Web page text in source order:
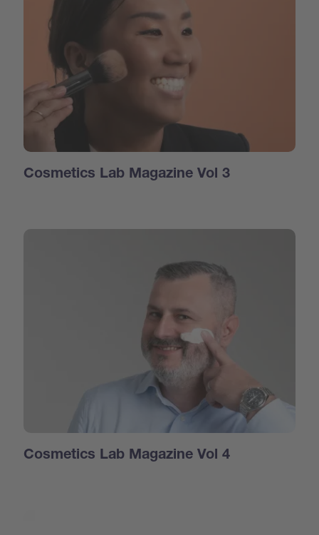
Cosmetics Lab Magazine Vol 3
Cosmetics Lab Magazine Vol 4